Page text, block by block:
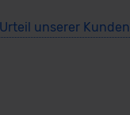
unserer Kunden